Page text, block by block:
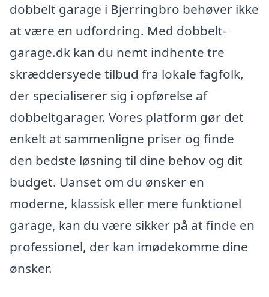
dobbelt garage i Bjerringbro behøver ikke
at være en udfordring. Med dobbelt-
garage.dk kan du nemt indhente tre
skræddersyede tilbud fra lokale fagfolk,
der specialiserer sig i opførelse af
dobbeltgarager. Vores platform gør det
enkelt at sammenligne priser og finde
den bedste løsning til dine behov og dit
budget. Uanset om du ønsker en
moderne, klassisk eller mere funktionel
garage, kan du være sikker på at finde en
professionel, der kan imødekomme dine
ønsker.